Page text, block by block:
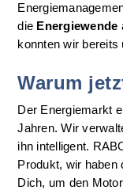
die Energiewende
konnten wir bereits
Warum
Der Energiemarkt
Jahren. Wir
ihn intelligent.
Produkt, wir haben
Dich, um den